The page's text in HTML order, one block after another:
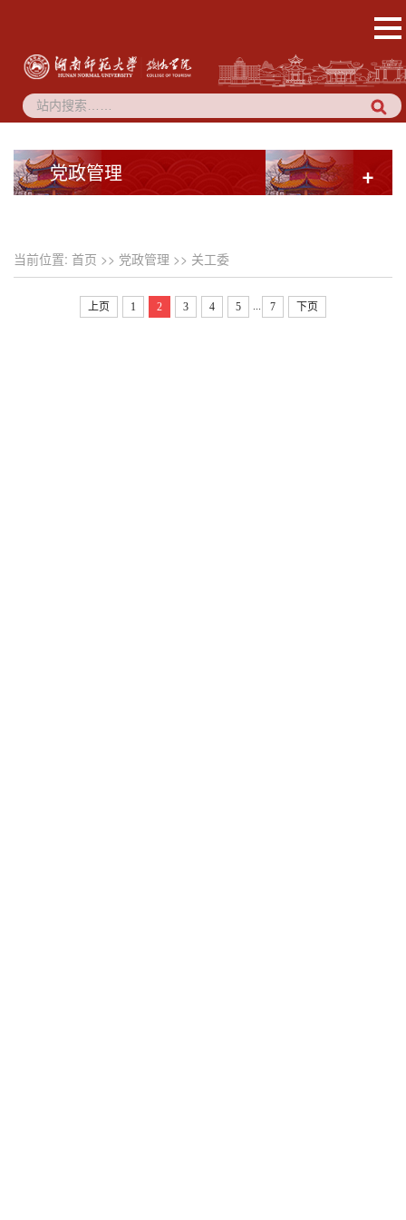
党政管理 +
当前位置: 首页 >> 党政管理 >> 关工委
上页 1 2 3 4 5 7 下页